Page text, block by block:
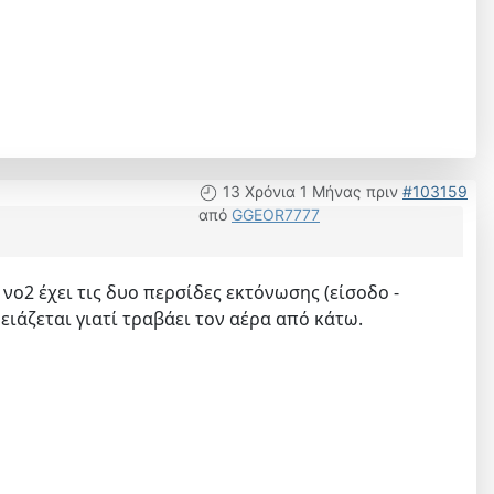
13 Χρόνια 1 Μήνας πριν #103159
από GGEOR7777
έχει τις δυο περσίδες εκτόνωσης (είσοδο -
γιατί τραβάει τον αέρα από κάτω.